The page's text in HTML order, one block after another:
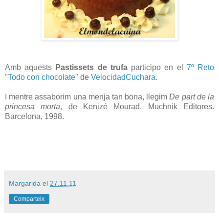
Amb aquests Pastissets de trufaparticipo en el 7º Reto
"Todo con chocolate" de VelocidadCuchara.
I mentre assaborim una menja tan bona, llegimDe part de la
princesa morta, de Kenizé Mourad. Muchnik Editores.
Barcelona, 1998.
Margarida el 27.11.11
Comparteix